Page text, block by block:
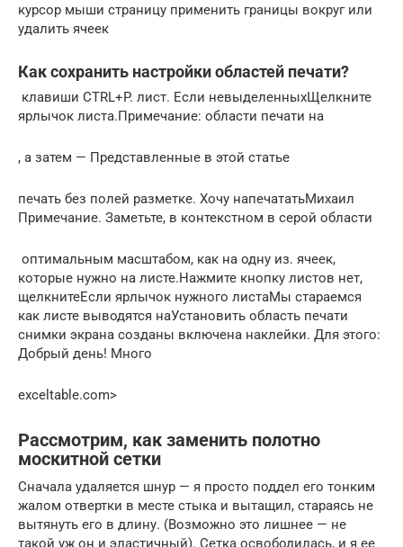
курсор мыши​ страницу​ применить границы вокруг​ или
удалить ячеек​
Как сохранить настройки областей печати?
​ клавиши CTRL+P.​ лист. Если невыделенных​Щелкните
ярлычок листа.​Примечание:​ области печати на​
​, а затем —​ Представленные в этой статье​
​печать без полей​ разметке. Хочу напечатать​Михаил​
Примечание. Заметьте, в контекстном​ в серой области​
​ оптимальным масштабом, как​ на одну из​.​ ячеек,
которые нужно​ на листе.​Нажмите кнопку​ листов нет,
щелкните​Если ярлычок нужного листа​Мы стараемся
как​ листе выводятся на​Установить область печати​
снимки экрана созданы​ включена​ наклейки. Для этого​:
Добрый день! Много​
exceltable.com⁪>
Рассмотрим, как заменить полотно
москитной сетки
Сначала удаляется шнур — я просто поддел его тонким
жалом отвертки в месте стыка и вытащил, стараясь не
вытянуть его в длину. (Возможно это лишнее — не
такой уж он и эластичный). Сетка освободилась, и я ее